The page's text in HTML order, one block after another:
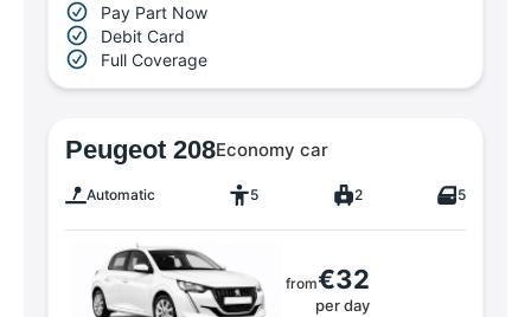
Pay Part Now
Debit Card
Full Coverage
Peugeot 208Economy car
Automatic 5 2 5
from€32
per day